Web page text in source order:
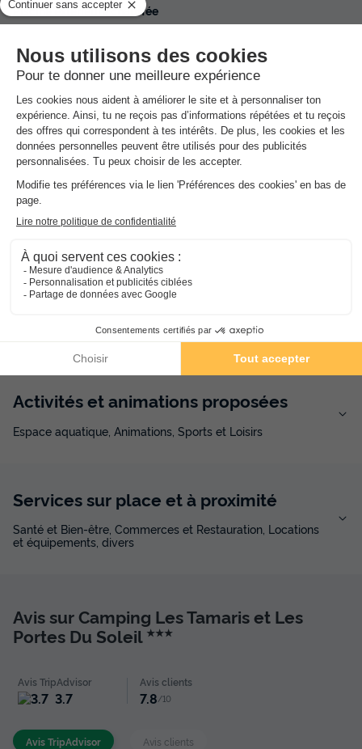
Piscine extérieure chauffée
gratuitement (dans la limite des stocks).
Ouvert toute la saison
0 toboggan
Baignade non surveillée
Gratuit
Piscine pour enfants non chauffée
Piscine extérieure chauffée
Les toboggans et l'espace balnéo sont accessibles de juin à
septembre suivant les conditions météorologiques. Chaises
Ouvert du 15 juin au 15 septembre
3 toboggans
Baignade non surveillée
Activités et animations proposées
Espace aquatique, Animations, Sports et Loisirs
Services sur place et à proximité
Santé et Bien-être, Commerces et Restauration, Locations
et équipements, divers
Avis sur Camping Les Tamaris et Les
Portes Du Soleil ★★★
Avis TripAdvisor
3.7
Avis clients
7.8/10
Avis TripAdvisor Avis clients